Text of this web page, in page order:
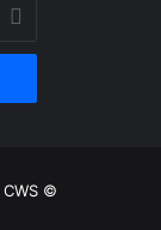
آدرس
ایمیل
خود
وارد
© Copyright 2026, Channel One HD, All Rights Reserved |
CWS